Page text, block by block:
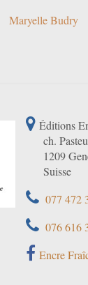
Maryelle Budry
Éditions
ch.
1209
Suisse
077 472
076 616
Encre